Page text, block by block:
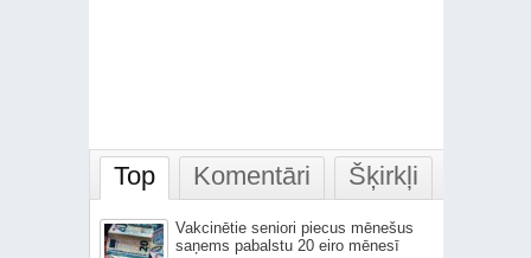
Top Komentāri Šķirkļi
Vakcinētie seniori piecus mēnešus
saņems pabalstu 20 eiro mēnesī